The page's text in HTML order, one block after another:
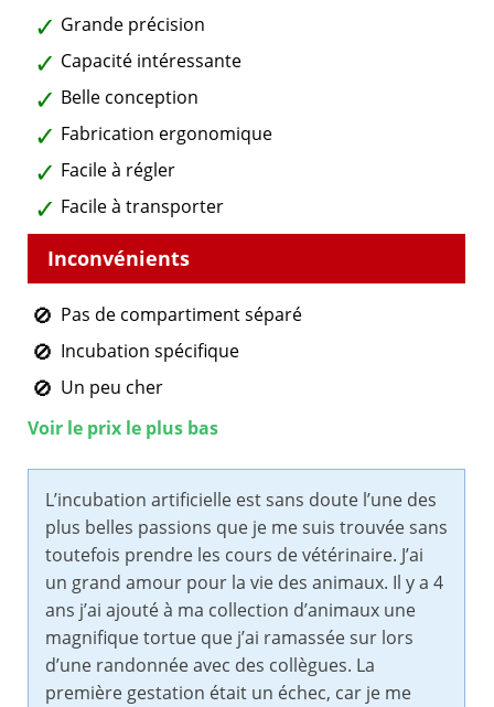
Grande précision
Capacité intéressante
Belle conception
Fabrication ergonomique
Facile à régler
Facile à transporter
Pas de compartiment séparé
Incubation spécifique
Un peu cher
Voir le prix le plus bas
L’incubation artificielle est sans doute l’une des
plus belles passions que je me suis trouvée sans
toutefois prendre les cours de vétérinaire. J’ai
un grand amour pour la vie des animaux. Il y a 4
ans j’ai ajouté à ma collection d’animaux une
magnifique tortue que j’ai ramassée sur lors
d’une randonnée avec des collègues. La
première gestation était un échec, car je me